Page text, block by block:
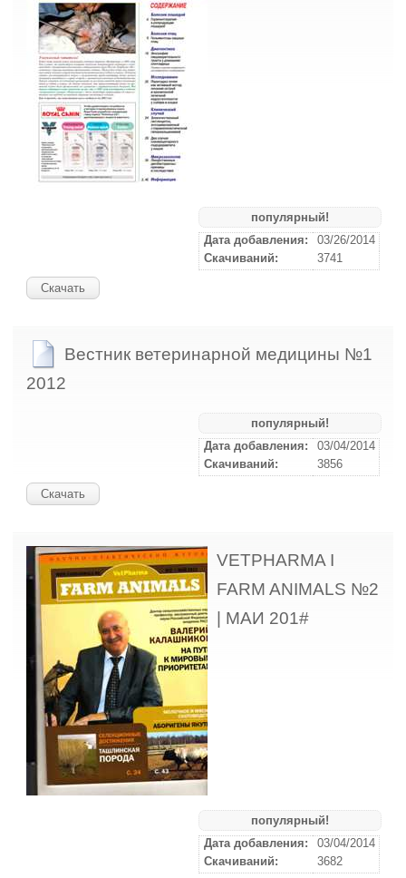
популярный!
Дата добавления:
03/26/2014
Скачиваний:
3741
Скачать
Вестник ветеринарной медицины №1
2012
популярный!
Дата добавления:
03/04/2014
Скачиваний:
3856
Скачать
VЕTPHARMA I
FARM ANIMALS №2
| MAИ 201#
популярный!
Дата добавления:
03/04/2014
Скачиваний:
3682